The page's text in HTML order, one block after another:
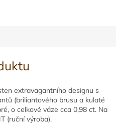
extravagantního designu s
(briliantového brusu a kulaté
o celkové váze cca 0,98 ct. Na
(ruční výroba).